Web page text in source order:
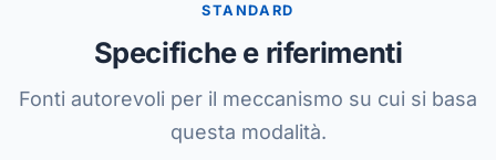
STANDARD
Specifiche e riferimenti
Fonti autorevoli per il meccanismo su cui si basa
questa modalità.